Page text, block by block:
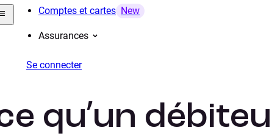
Comptes et cartes New
Assurances
Se connecter
Débiteur
qu’un